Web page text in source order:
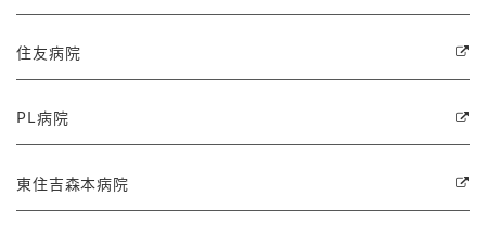
住友病院
PL病院
東住吉森本病院